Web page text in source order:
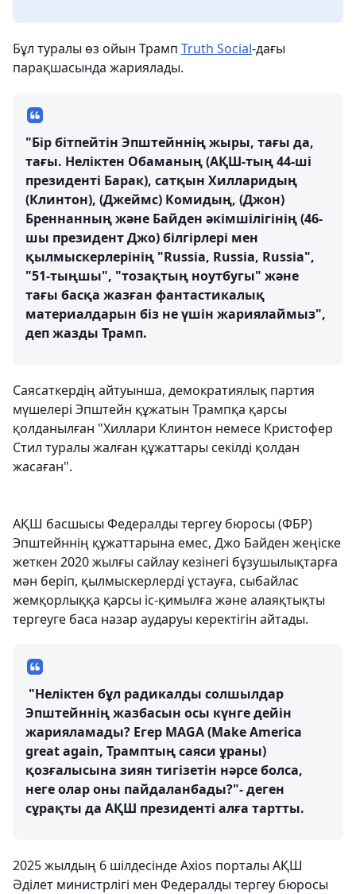
Бұл туралы өз ойын Трамп Truth Social-дағы
парақшасында жариялады.
"Бір бітпейтін Эпштейннің жыры, тағы да,
тағы. Неліктен Обаманың (АҚШ-тың 44-ші
президенті Барак), сатқын Хилларидың
(Клинтон), (Джеймс) Комидың, (Джон)
Бреннанның және Байден әкімшілігінің (46-
шы президент Джо) білгірлері мен
қылмыскерлерінің "Russia, Russia, Russia",
"51-тыңшы", "тозақтың ноутбугы" және
тағы басқа жазған фантастикалық
материалдарын біз не үшін жариялаймыз",
деп жазды Трамп.
Саясаткердің айтуынша, демократиялық партия
мүшелері Эпштейн құжатын Трампқа қарсы
қолданылған "Хиллари Клинтон немесе Кристофер
Стил туралы жалған құжаттары секілді қолдан
жасаған".
АҚШ басшысы Федералды тергеу бюросы (ФБР)
Эпштейннің құжаттарына емес, Джо Байден жеңіске
жеткен 2020 жылғы сайлау кезінегі бұзушылықтарға
мән беріп, қылмыскерлерді ұстауға, сыбайлас
жемқорлыққа қарсы іс-қимылға және алаяқтықты
тергеуге баса назар аударуы керектігін айтады.
"Неліктен бұл радикалды солшылдар
Эпштейннің жазбасын осы күнге дейін
жарияламады? Егер MAGA (Make America
great again, Трамптың саяси ұраны)
қозғалысына зиян тигізетін нәрсе болса,
неге олар оны пайдаланбады?"- деген
сұрақты да АҚШ президенті алға тартты.
2025 жылдың 6 шілдесінде Axios порталы АҚШ
Әділет министрлігі мен Федералды тергеу бюросы